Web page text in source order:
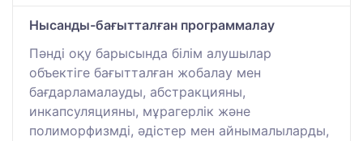
Нысанды-бағытталған программалау
Пәнді оқу барысында білім алушылар
объектіге бағытталған жобалау мен
бағдарламалауды, абстракцияны,
инкапсуляцияны, мұрагерлік және
полиморфизмді, әдістер мен айнымалыларды,